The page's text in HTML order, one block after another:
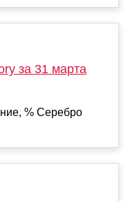
за 31 марта
% Серебро